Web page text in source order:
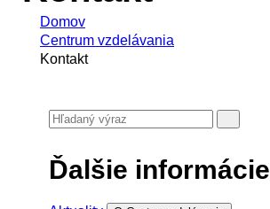
Domov
Centrum vzdelávania
Kontakt
Ďalšie informácie